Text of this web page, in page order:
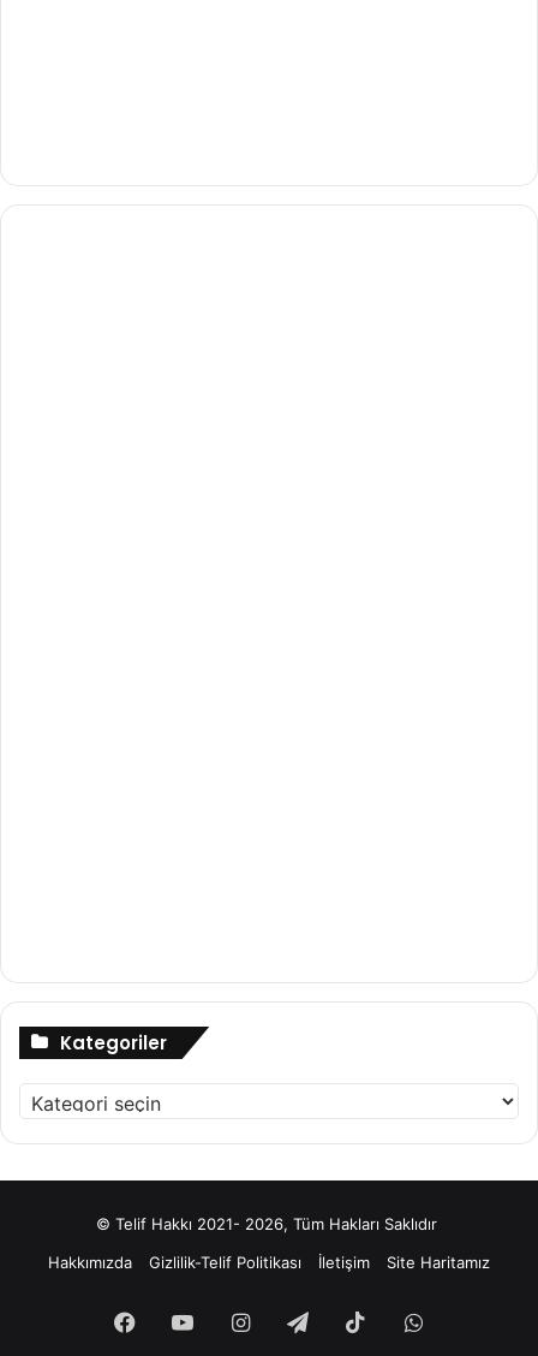
Kategoriler
Kategoriler
© Telif Hakkı 2021- 2026, Tüm Hakları Saklıdır
Hakkımızda
Gizlilik-Telif Politikası İletişim Site Haritamız
Facebook
YouTubeInstagram
TelegramTikTokWhatsApp